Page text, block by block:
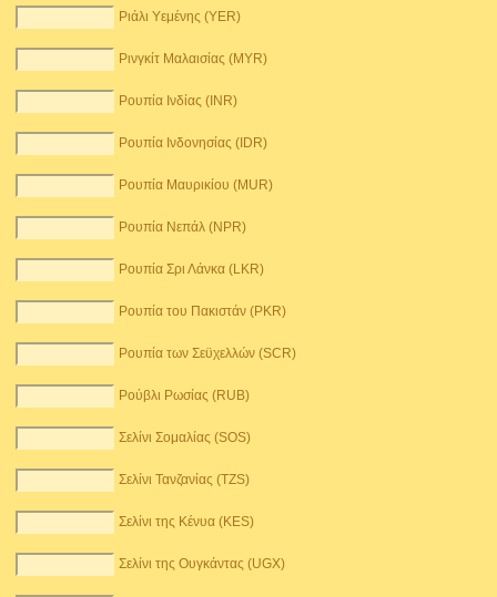
Ριάλι Υεμένης (YER)
Ρινγκίτ Μαλαισίας (MYR)
Ρουπία Ινδίας (INR)
Ρουπία Ινδονησίας (IDR)
Ρουπία Μαυρικίου (MUR)
Ρουπία Νεπάλ (NPR)
Ρουπία Σρι Λάνκα (LKR)
Ρουπία του Πακιστάν (PKR)
Ρουπία των Σεϋχελλών (SCR)
Ρούβλι Ρωσίας (RUB)
Σελίνι Σομαλίας (SOS)
Σελίνι Τανζανίας (TZS)
Σελίνι της Κένυα (KES)
Σελίνι της Ουγκάντας (UGX)